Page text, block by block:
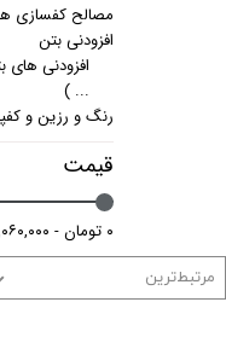
مصالح کفسازی
افزودنی بتن
افزودنی های
... )
رنگ و رزین و
قیمت
۰ تومان - ۸,۰۶۰,۰۰۰ تومان
مرتبط‌ترین